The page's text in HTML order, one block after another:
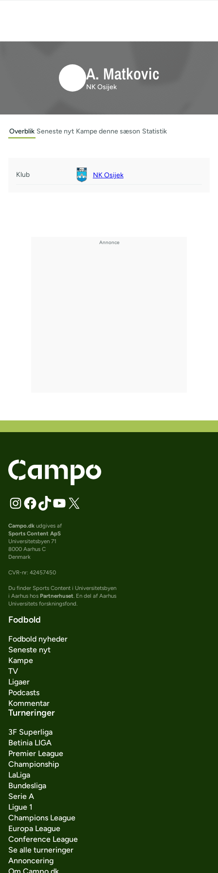
A. Matkovic
NK Osijek
Overblik Seneste nyt Kampe denne sæson Statistik
Klub NK Osijek
Campo.dkudgives af
Sports Content ApS
Universitetsbyen 71
8000 Aarhus C
Denmark
CVR-nr: 42457450
Du finder Sports Content i Universitetsbyen
i Aarhus hos Partnerhuset. En del af Aarhus
Universitets forskningsfond.
Fodbold
Fodbold nyheder
Seneste nyt
Kampe
TV
Ligaer
Podcasts
Kommentar
Turneringer
3F Superliga
Betinia LIGA
Premier League
Championship
LaLiga
Bundesliga
Serie A
Ligue 1
Champions League
Europa League
Conference League
Se alle turneringer
Annoncering